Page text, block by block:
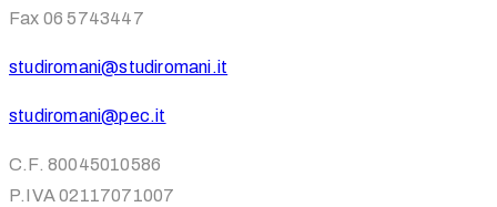
Fax 06 5743447
studiromani@studiromani.it
studiromani@pec.it
C.F. 80045010586
P.IVA 02117071007